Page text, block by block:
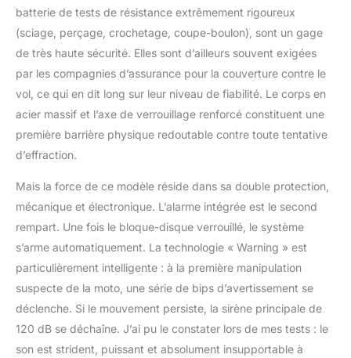
batterie de tests de résistance extrêmement rigoureux
(sciage, perçage, crochetage, coupe-boulon), sont un gage
de très haute sécurité. Elles sont d’ailleurs souvent exigées
par les compagnies d’assurance pour la couverture contre le
vol, ce qui en dit long sur leur niveau de fiabilité. Le corps en
acier massif et l’axe de verrouillage renforcé constituent une
première barrière physique redoutable contre toute tentative
d’effraction.
Mais la force de ce modèle réside dans sa double protection,
mécanique et électronique. L’alarme intégrée est le second
rempart. Une fois le bloque-disque verrouillé, le système
s’arme automatiquement. La technologie « Warning » est
particulièrement intelligente : à la première manipulation
suspecte de la moto, une série de bips d’avertissement se
déclenche. Si le mouvement persiste, la sirène principale de
120 dB se déchaîne. J’ai pu le constater lors de mes tests : le
son est strident, puissant et absolument insupportable à